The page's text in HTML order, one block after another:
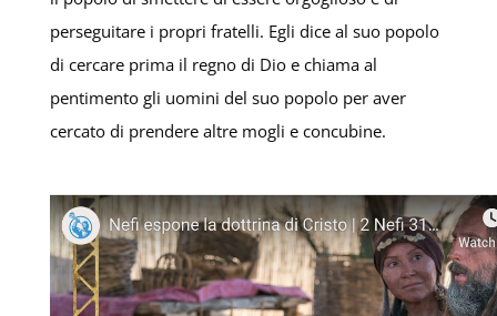
perseguitare i propri fratelli. Egli dice al suo popolo
di cercare prima il regno di Dio e chiama al
pentimento gli uomini del suo popolo per aver
cercato di prendere altre mogli e concubine.